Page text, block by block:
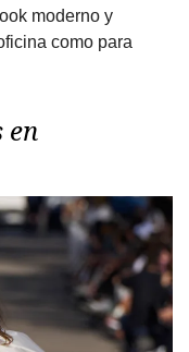
moderno y
como para
en